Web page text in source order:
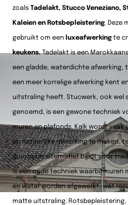
zoals Tadelakt, Stucco Veneziano,
Kaleien en Rotsbepleistering. Deze
gebruikt om een luxeafwerking te
keukens.Tadelakt is een
een gladde, waterdichte afwerking,
een meer korrelige afwerking kent
uitstraling heeft. Stucwerk, ook wel
genoemd, is een gewone techniek
muren en plafonds. Kalk wordt vaak
en natuurlijke afwerking te maken,
duurzaam alternatief biedt voor
is een oude techniek waarbij muren
en water worden afgewerkt, wat
matte uitstraling. Rotsbepleistering,